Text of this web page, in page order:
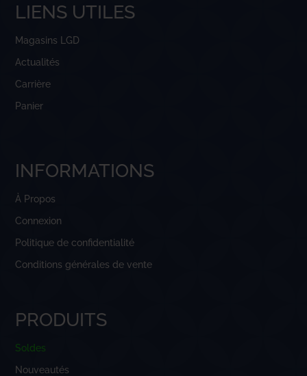
LIENS UTILES
Magasins LGD
Actualités
Carrière
Panier
INFORMATIONS
À Propos
Connexion
Politique de confidentialité
Conditions générales de vente
PRODUITS
Soldes
Nouveautés